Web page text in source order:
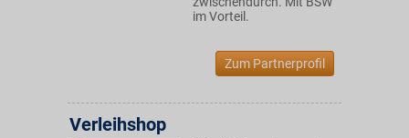
im Vorteil.
Zum Partnerprofil
Verleihshop